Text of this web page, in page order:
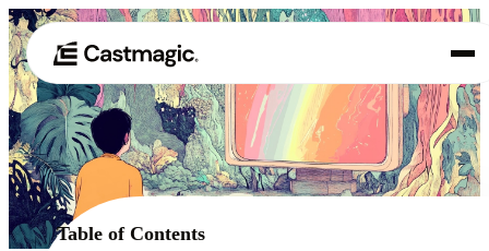
01 Produit
02 Cas d'utilisation
Table of Contents